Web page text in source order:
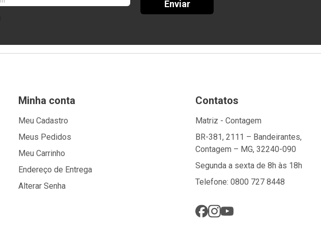
Enviar
Minha conta
Meu Cadastro
Meus Pedidos
Meu Carrinho
Endereço de Entrega
Alterar Senha
Contatos
Matriz - Contagem
BR-381, 2111 – Bandeirantes,
Contagem – MG, 32240-090
Segunda a sexta de 8h às 18h
Telefone: 0800 727 8448